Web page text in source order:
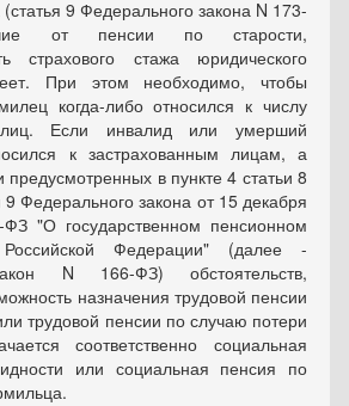
9 Федерального закона N 173-
от пенсии по старости,
страхового стажа юридического
При этом необходимо, чтобы
когда-либо относился к числу
лиц. Если инвалид или умерший
к застрахованным лицам, а
в пункте 4 статьи 8
9 Федерального закона от 15 декабря
"О государственном пенсионном
Федерации" (далее -
N 166-ФЗ) обстоятельств,
назначения трудовой пенсии
трудовой пенсии по случаю потери
соответственно социальная
или социальная пенсия по